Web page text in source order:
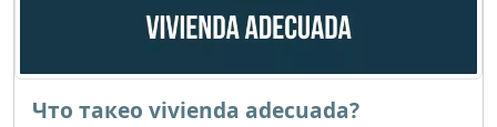
Что такео vivienda adecuada?